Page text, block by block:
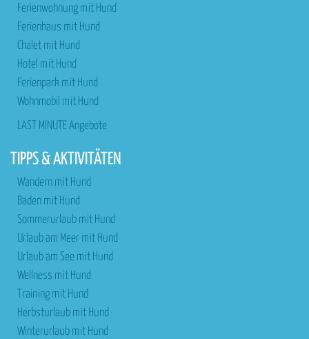
Ferienwohnung mit Hund
Ferienhaus mit Hund
Chalet mit Hund
Hotel mit Hund
Ferienpark mit Hund
Wohnmobil mit Hund
LAST MINUTE Angebote
TIPPS & AKTIVITÄTEN
Wandern mit Hund
Baden mit Hund
Sommerurlaub mit Hund
Urlaub am Meer mit Hund
Urlaub am See mit Hund
Wellness mit Hund
Training mit Hund
Herbsturlaub mit Hund
Winterurlaub mit Hund